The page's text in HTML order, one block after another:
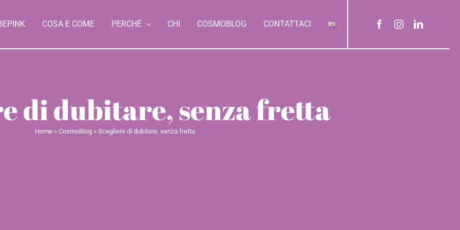
COSA E COME PERCHÉ CHI COSMOBLOG CONTATTACI
di dubitare, senza fretta
Home » CosmoBlog » Scegliere di dubitare, senza fretta